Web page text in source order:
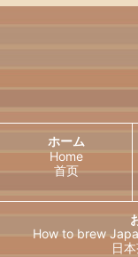
ホーム
Home
首页
How to brew
日